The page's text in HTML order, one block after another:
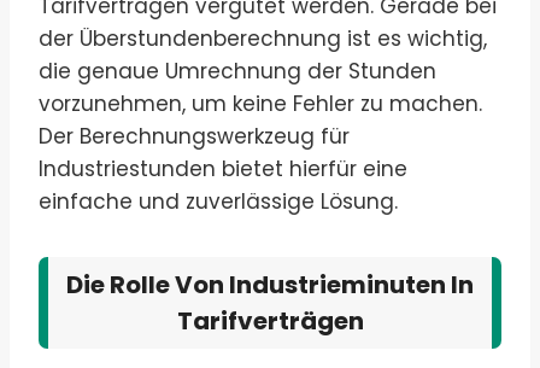
Tarifverträgen vergütet werden. Gerade bei
der Überstundenberechnung ist es wichtig,
die genaue Umrechnung der Stunden
vorzunehmen, um keine Fehler zu machen.
Der Berechnungswerkzeug für
Industriestunden bietet hierfür eine
einfache und zuverlässige Lösung.
Die Rolle Von Industrieminuten In
Tarifverträgen